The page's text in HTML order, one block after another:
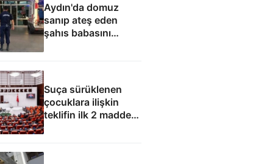
Aydın'da domuz
sanıp ateş eden
şahıs babasını
Suça sürüklenen
çocuklara ilişkin
teklifin ilk 2 maddesi
kabul edildi